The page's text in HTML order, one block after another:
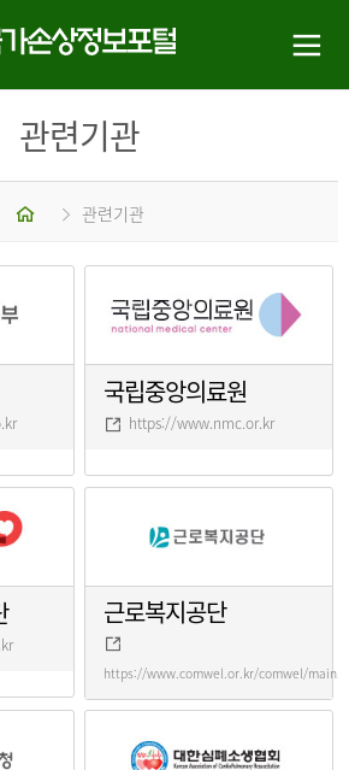
관련기관
홈 관련기관
국립중앙의료원
https://www.nmc.or.kr
근로복지공단
https://www.comwel.or.kr/comwel/